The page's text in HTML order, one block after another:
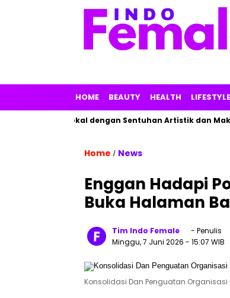
HOME BEAUTY HEALTH LIFESTYLE
Parfum Lokal dengan Sentuhan Artistik dan Makna
Home / News
Enggan Hadapi
Buka Halaman
Tim Indo Female
- Penulis
Minggu, 7 Juni 2026 - 15:07 WIB
Konsolidasi Dan Penguatan Organisasi